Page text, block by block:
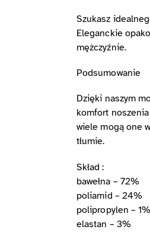
Szukasz
Eleganckie
mężczyźnie.
Podsumowanie
Dzięki naszym
komfort
wiele mogą one
tłumie.
Skład :
bawełna – 72%
poliamid – 24%
polipropylen – 1%
elastan – 3%